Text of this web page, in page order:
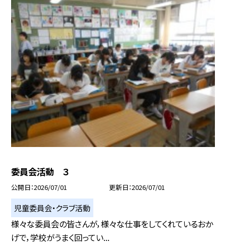
委員会活動 ３
公開日 2026/07/01 更新日 2026/07/01
児童委員会・クラブ活動
様々な委員会の皆さんが，様々な仕事をしてくれているおか
げで，学校がうまく回ってい...